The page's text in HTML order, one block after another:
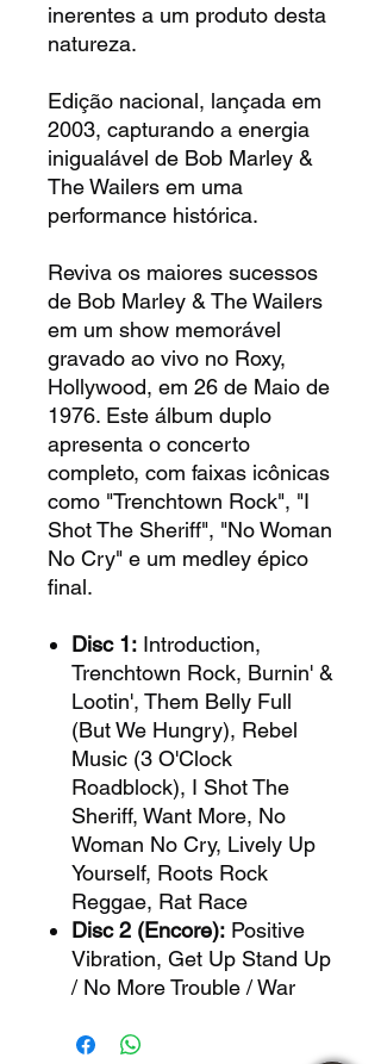
inerentes a um produto desta
natureza.
Edição nacional, lançada em
2003, capturando a energia
inigualável de Bob Marley &
The Wailers em uma
performance histórica.
Reviva os maiores sucessos
de Bob Marley & The Wailers
em um show memorável
gravado ao vivo no Roxy,
Hollywood, em 26 de Maio de
1976. Este álbum duplo
apresenta o concerto
completo, com faixas icônicas
como "Trenchtown Rock", "I
Shot The Sheriff", "No Woman
No Cry" e um medley épico
final.
Disc 1: Introduction,
Trenchtown Rock, Burnin' &
Lootin', Them Belly Full
(But We Hungry), Rebel
Music (3 O'Clock
Roadblock), I Shot The
Sheriff, Want More, No
Woman No Cry, Lively Up
Yourself, Roots Rock
Reggae, Rat Race
Disc 2 (Encore): Positive
Vibration, Get Up Stand Up
/ No More Trouble / War